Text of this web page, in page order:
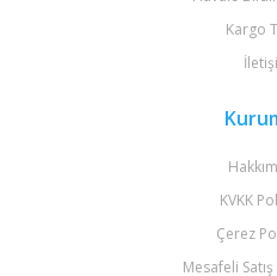
Kargo
KVKK
Çerez
Mesafeli